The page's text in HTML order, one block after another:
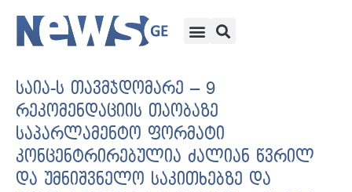
საია-ს თავმჯდომარე – 9
რეკომენდაციის თაობაზე
საპარლამენტო ფორმატი
კონცენტრირებულია ძალიან წვრილ
და უმნიშვნელო საკითხებზე და